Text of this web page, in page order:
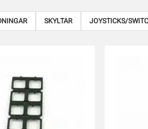
SKYLTAR JOYSTICKS/